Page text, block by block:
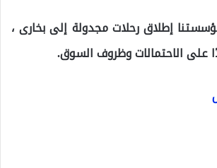
إطلاق رحلات مجدولة إلى بخارى ،
على الاحتمالات وظروف السوق.